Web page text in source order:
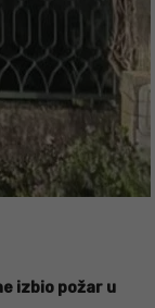
izbio požar u